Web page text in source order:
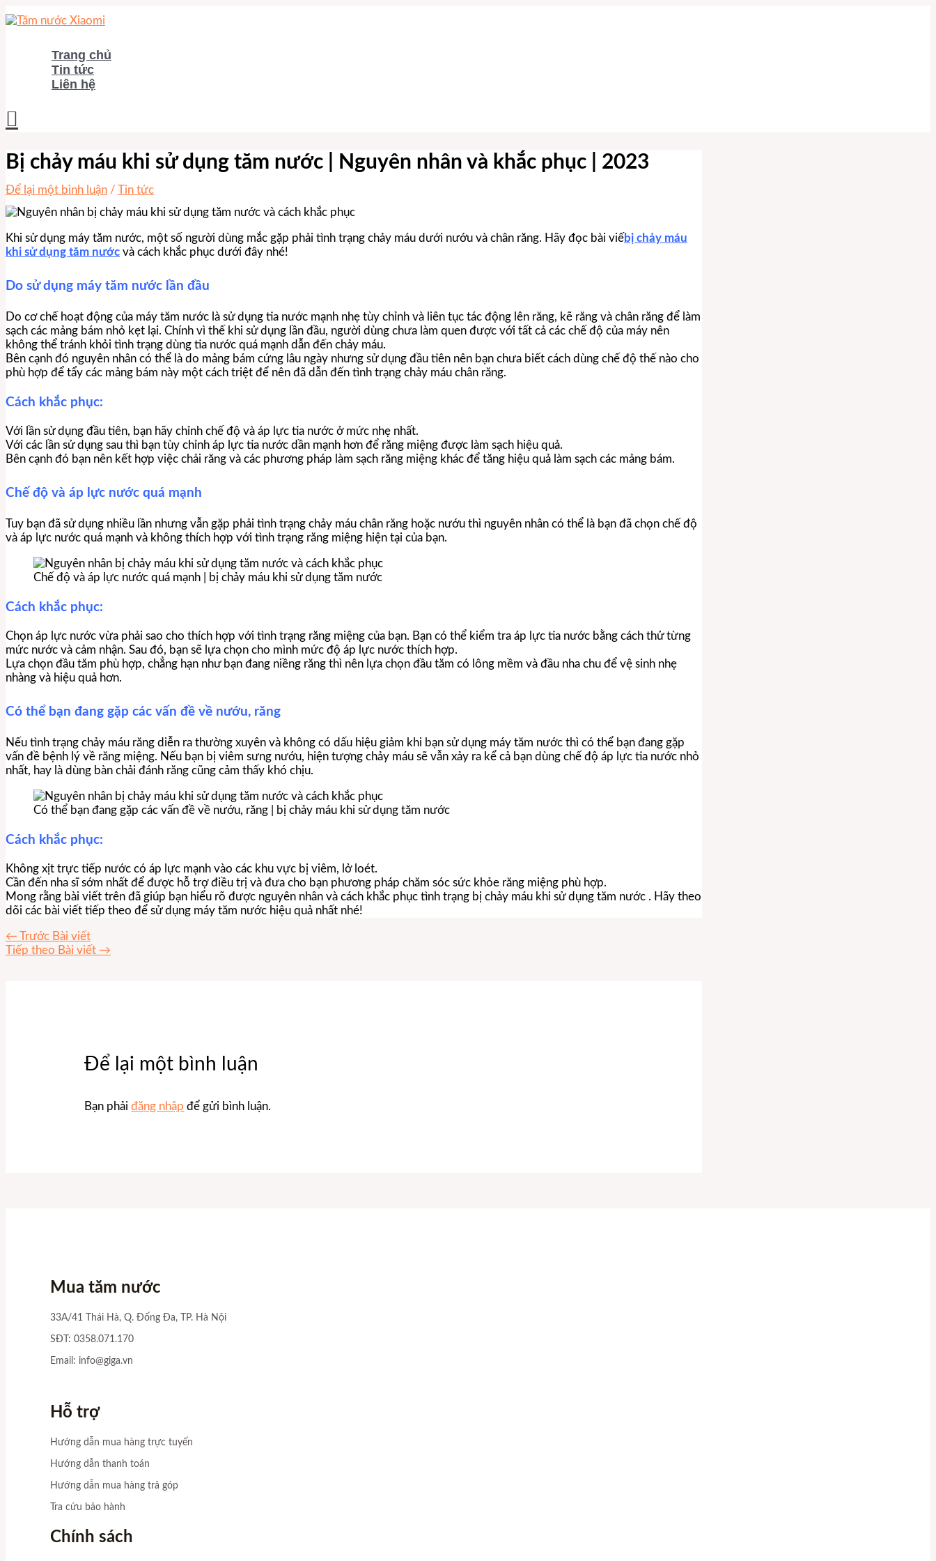
tới
Trang chủ
Tin tức
Liên hệ
Tìm
Bị chảy máu khi sử dụng tăm nước | Nguyên nhân và khắc phục | 2023
Để lại một bình luận / Tin tức
Khi sử dụng máy tăm nước, một số người dùng mắc gặp phải tình trạng chảy máu dưới nướu và chân răng. Hãy đọc bài viếbị chảy máu
khi sử dụng tăm nước và cách khắc phục dưới đây nhé!
Do sử dụng máy tăm nước lần đầu
Do cơ chế hoạt động của máy tăm nước là sử dụng tia nước mạnh nhẹ tùy chỉnh và liên tục tác động lên răng, kẽ răng và chân răng để làm
sạch các mảng bám nhỏ kẹt lại. Chính vì thế khi sử dụng lần đầu, người dùng chưa làm quen được với tất cả các chế độ của máy nên
không thể tránh khỏi tình trạng dùng tia nước quá mạnh dẫn đến chảy máu.
Bên cạnh đó nguyên nhân có thể là do mảng bám cứng lâu ngày nhưng sử dụng đầu tiên nên bạn chưa biết cách dùng chế độ thế nào cho
phù hợp để tẩy các mảng bám này một cách triệt để nên đã dẫn đến tình trạng chảy máu chân răng.
Cách khắc phục:
Với lần sử dụng đầu tiên, bạn hãy chỉnh chế độ và áp lực tia nước ở mức nhẹ nhất.
Với các lần sử dụng sau thì bạn tùy chỉnh áp lực tia nước dần mạnh hơn để răng miệng được làm sạch hiệu quả.
Bên cạnh đó bạn nên kết hợp việc chải răng và các phương pháp làm sạch răng miệng khác để tăng hiệu quả làm sạch các mảng bám.
Chế độ và áp lực nước quá mạnh
Tuy bạn đã sử dụng nhiều lần nhưng vẫn gặp phải tình trạng chảy máu chân răng hoặc nướu thì nguyên nhân có thể là bạn đã chọn chế độ
và áp lực nước quá mạnh và không thích hợp với tình trạng răng miệng hiện tại của bạn.
Chế độ và áp lực nước quá mạnh | bị chảy máu khi sử dụng tăm nước
Cách khắc phục:
Chọn áp lực nước vừa phải sao cho thích hợp với tình trạng răng miệng của bạn. Bạn có thể kiểm tra áp lực tia nước bằng cách thử từng
mức nước và cảm nhận. Sau đó, bạn sẽ lựa chọn cho mình mức độ áp lực nước thích hợp.
Lựa chọn đầu tăm phù hợp, chẳng hạn như bạn đang niềng răng thì nên lựa chọn đầu tăm có lông mềm và đầu nha chu để vệ sinh nhẹ
nhàng và hiệu quả hơn.
Có thể bạn đang gặp các vấn đề về nướu, răng
Nếu tình trạng chảy máu răng diễn ra thường xuyên và không có dấu hiệu giảm khi bạn sử dụng máy tăm nước thì có thể bạn đang gặp
vấn đề bệnh lý về răng miệng. Nếu bạn bị viêm sưng nướu, hiện tượng chảy máu sẽ vẫn xảy ra kể cả bạn dùng chế độ áp lực tia nước nhỏ
nhất, hay là dùng bàn chải đánh răng cũng cảm thấy khó chịu.
Có thể bạn đang gặp các vấn đề về nướu, răng | bị chảy máu khi sử dụng tăm nước
Cách khắc phục:
Không xịt trực tiếp nước có áp lực mạnh vào các khu vực bị viêm, lở loét.
Cần đến nha sĩ sớm nhất để được hỗ trợ điều trị và đưa cho bạn phương pháp chăm sóc sức khỏe răng miệng phù hợp.
Mong rằng bài viết trên đã giúp bạn hiểu rõ được nguyên nhân và cách khắc phục tình trạng bị chảy máu khi sử dụng tăm nước . Hãy theo
dõi các bài viết tiếp theo để sử dụng máy tăm nước hiệu quả nhất nhé!
← Trước Bài viết
Tiếp theo Bài viết →
Để lại một bình luận
Bạn phảiđăng nhập để gửi bình luận.
Mua tăm nước
33A/41 Thái Hà, Q. Đống Đa, TP. Hà Nội
SĐT: 0358.071.170
Email: info@giga.vn
Hỗ trợ
Hướng dẫn mua hàng trực tuyến
Hướng dẫn thanh toán
Hướng dẫn mua hàng trả góp
Tra cứu bảo hành
Chính sách